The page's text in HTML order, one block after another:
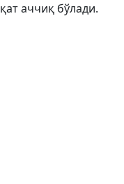
аччиқ бўлади.